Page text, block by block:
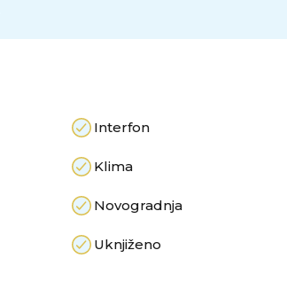
Interfon
Klima
Novogradnja
Uknjiženo